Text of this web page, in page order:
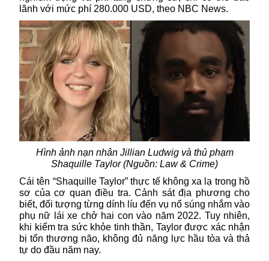
lãnh với mức phí 280.000 USD, theo NBC News.
Hình ảnh nạn nhân Jillian Ludwig và thủ phạm
Shaquille Taylor (Nguồn: Law & Crime)
Cái tên “Shaquille Taylor” thực tế không xa lạ trong hồ
sơ của cơ quan điều tra. Cảnh sát địa phương cho
biết, đối tượng từng dính líu đến vụ nổ súng nhắm vào
phụ nữ lái xe chở hai con vào năm 2022. Tuy nhiên,
khi kiểm tra sức khỏe tinh thần, Taylor được xác nhận
bị tổn thương não, không đủ năng lực hầu tòa và thả
tự do đầu năm nay.